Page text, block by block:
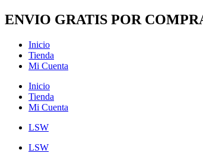
Ir
al
ENVIO GRATIS POR
Inicio
Tienda
Mi Cuenta
Inicio
Tienda
Mi Cuenta
LSW
LSW